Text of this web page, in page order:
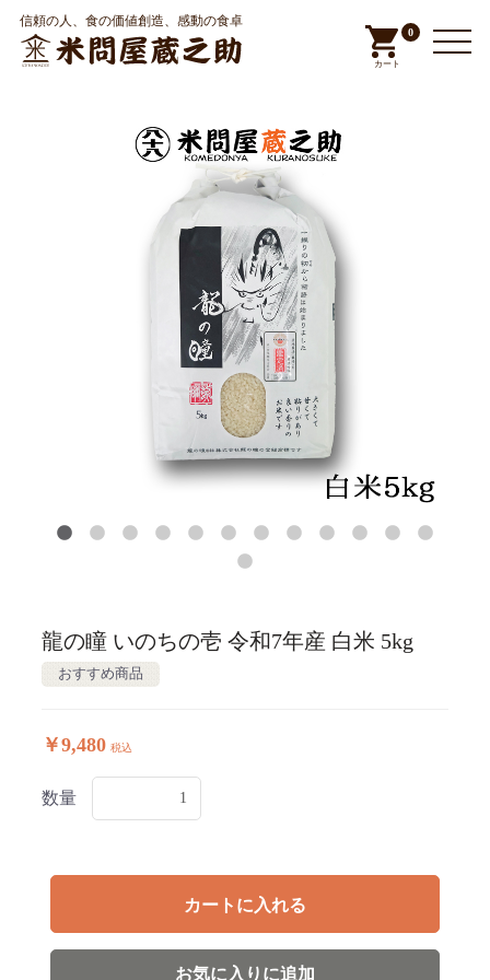
信頼の人、食の価値創造、感動の食卓
0
カート
龍の瞳 いのちの壱 令和7年産 白米 5kg
おすすめ商品
￥9,480 税込
数量
カートに入れる
お気に入りに追加